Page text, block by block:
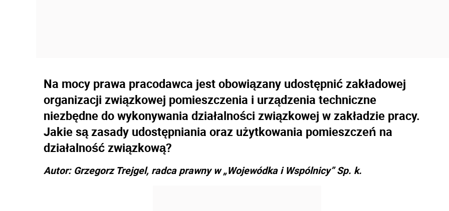
Na mocy prawa pracodawca jest obowiązany udostępnić zakładowej
organizacji związkowej pomieszczenia i urządzenia techniczne
niezbędne do wykonywania działalności związkowej w zakładzie pracy.
Jakie są zasady udostępniania oraz użytkowania pomieszczeń na
działalność związkową?
Autor: Grzegorz Trejgel, radca prawny w „Wojewódka i Wspólnicy” Sp. k.